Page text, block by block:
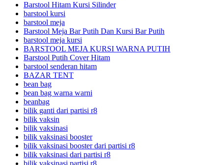
Barstool Hitam Kursi Silinder
barstool kursi
barstool meja
Barstool Meja Bar Putih Dan Kursi Bar Putih
barstool meja kursi
BARSTOOL MEJA KURSI WARNA PUTIH
Barstool Putih Cover Hitam
barstool senderan hitam
BAZAR TENT
bean bag
bean bag warna warni
beanbag
bilik ganti dari partisi r8
bilik vaksin
bilik vaksinasi
bilik vaksinasi booster
bilik vaksinasi booster dari partisi r8
bilik vaksinasi dari partisi r8